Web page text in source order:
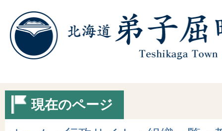
現在のページ